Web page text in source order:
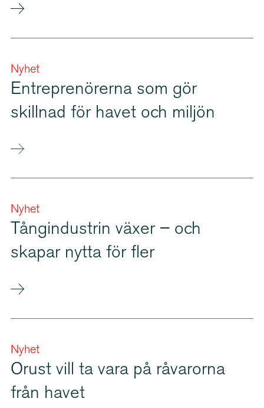
Nyhet
Entre­pre­nö­rerna som gör
skillnad för havet och miljön
Nyhet
Tångindustrin växer – och
skapar nytta för fler
Nyhet
Orust vill ta vara på råvarorna
från havet